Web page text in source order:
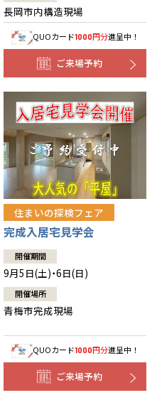
長岡市内構造現場
QUOカード1000円分進呈中！
ご来場予約
住まいの探検フェア
完成入居宅見学会
開催期間
9月5日(土)・6日(日)
開催場所
青梅市完成現場
QUOカード1000円分進呈中！
ご来場予約